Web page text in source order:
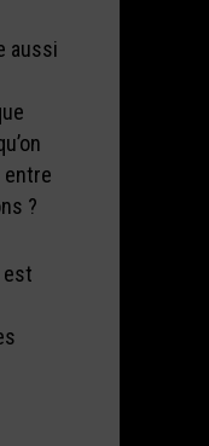
aussi
entre
?
est